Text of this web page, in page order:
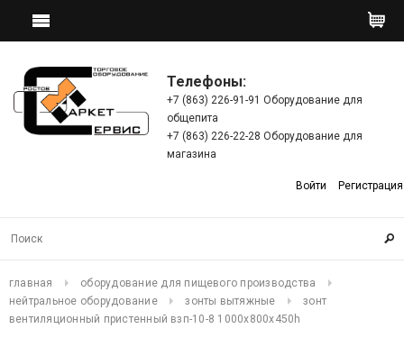
Телефоны:
+7 (863) 226-91-91 Оборудование для
общепита
+7 (863) 226-22-28 Оборудование для
магазина
Войти Регистрация
главная
оборудование для пищевого производства
нейтральное оборудование
зонты вытяжные
зонт
вентиляционный пристенный взп-10-8 1000х800х450h